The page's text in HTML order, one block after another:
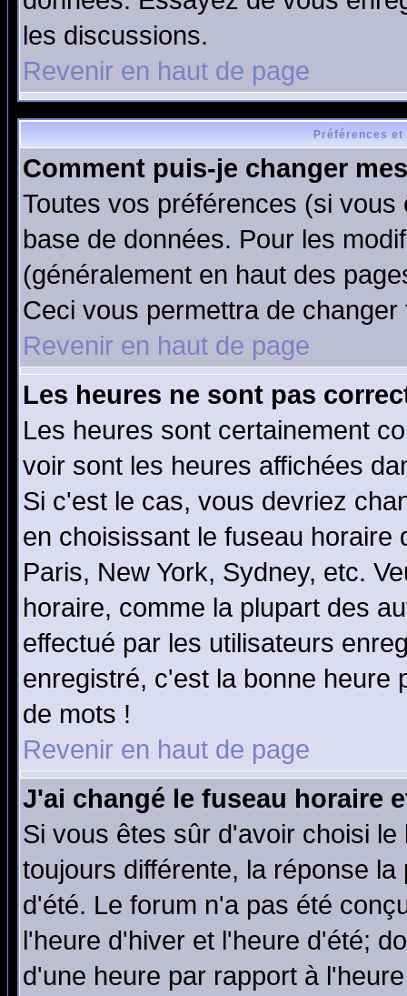
les discussions.
Revenir en haut de page
Préférences
Comment puis-je changer
Toutes vos préférences (si
base de données. Pour les
(généralement en haut des
Ceci vous permettra de
Revenir en haut de page
Les heures ne sont pas
Les heures sont certainement
voir sont les heures affichées
Si c'est le cas, vous devriez
en choisissant le fuseau
Paris, New York, Sydney, etc.
horaire, comme la plupart des
effectué par les utilisateurs
enregistré, c'est la bonne heure
de mots !
Revenir en haut de page
J'ai changé le fuseau horaire
Si vous êtes sûr d'avoir choisi
toujours différente, la réponse
d'été. Le forum n'a pas été
l'heure d'hiver et l'heure d'été;
d'une heure par rapport à